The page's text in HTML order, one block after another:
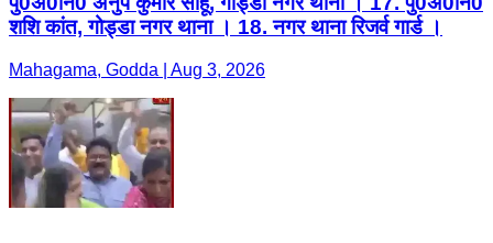
शशि कांत, गोड्डा नगर थाना । 18. नगर थाना रिजर्व गार्ड ।
Mahagama, Godda | Aug 3, 2026